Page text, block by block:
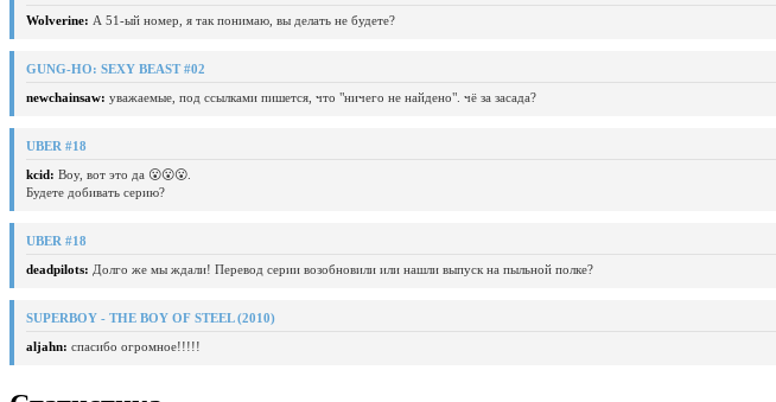
Wolverine: А 51-ый номер, я так понимаю, вы делать не будете?
GUNG-HO: SEXY BEAST #02
newchainsaw: уважаемые, под ссылками пишется, что "ничего не найдено". чё за засада?
UBER #18
kcid: Воу, вот это да 😮😮😮.
Будете добивать серию?
UBER #18
deadpilots: Долго же мы ждали! Перевод серии возобновили или нашли выпуск на пыльной полке?
SUPERBOY - THE BOY OF STEEL (2010)
aljahn: спасибо огромное!!!!!